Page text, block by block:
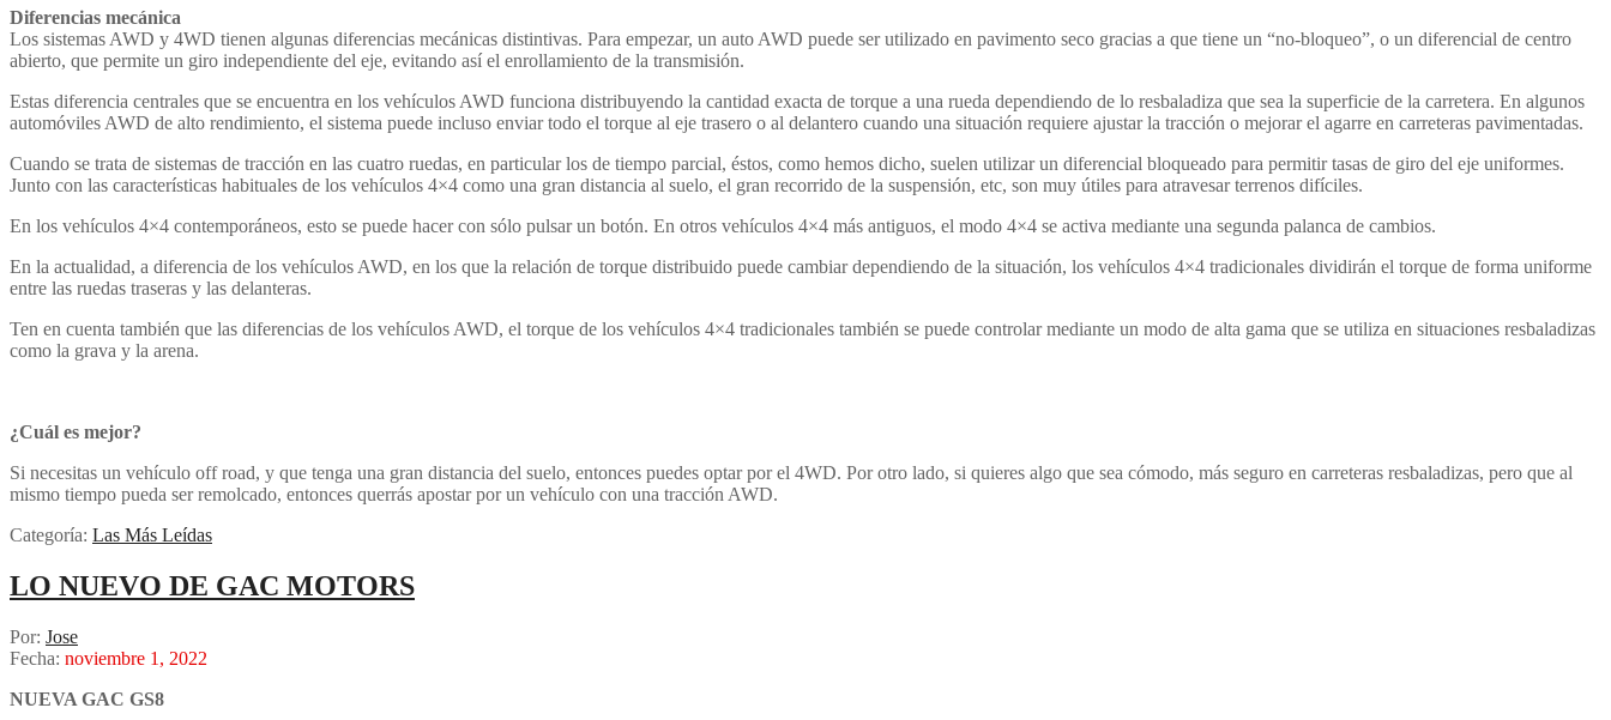
Diferencias mecánica
Los sistemas AWD y 4WD tienen algunas diferencias mecánicas distintivas. Para empezar, un auto AWD puede ser utilizado en pavimento seco gracias a que tiene un “no-bloqueo”, o un diferencial de centro
abierto, que permite un giro independiente del eje, evitando así el enrollamiento de la transmisión.
Estas diferencia centrales que se encuentra en los vehículos AWD funciona distribuyendo la cantidad exacta de torque a una rueda dependiendo de lo resbaladiza que sea la superficie de la carretera. En algunos
automóviles AWD de alto rendimiento, el sistema puede incluso enviar todo el torque al eje trasero o al delantero cuando una situación requiere ajustar la tracción o mejorar el agarre en carreteras pavimentadas.
Cuando se trata de sistemas de tracción en las cuatro ruedas, en particular los de tiempo parcial, éstos, como hemos dicho, suelen utilizar un diferencial bloqueado para permitir tasas de giro del eje uniformes.
Junto con las características habituales de los vehículos 4×4 como una gran distancia al suelo, el gran recorrido de la suspensión, etc, son muy útiles para atravesar terrenos difíciles.
En los vehículos 4×4 contemporáneos, esto se puede hacer con sólo pulsar un botón. En otros vehículos 4×4 más antiguos, el modo 4×4 se activa mediante una segunda palanca de cambios.
En la actualidad, a diferencia de los vehículos AWD, en los que la relación de torque distribuido puede cambiar dependiendo de la situación, los vehículos 4×4 tradicionales dividirán el torque de forma uniforme
entre las ruedas traseras y las delanteras.
Ten en cuenta también que las diferencias de los vehículos AWD, el torque de los vehículos 4×4 tradicionales también se puede controlar mediante un modo de alta gama que se utiliza en situaciones resbaladizas
como la grava y la arena.
¿Cuál es mejor?
Si necesitas un vehículo off road, y que tenga una gran distancia del suelo, entonces puedes optar por el 4WD. Por otro lado, si quieres algo que sea cómodo, más seguro en carreteras resbaladizas, pero que al
mismo tiempo pueda ser remolcado, entonces querrás apostar por un vehículo con una tracción AWD.
Categoría: Las Más Leídas
LO NUEVO DE GAC MOTORS
Por: Jose
Fecha: noviembre 1, 2022
NUEVA GAC GS8